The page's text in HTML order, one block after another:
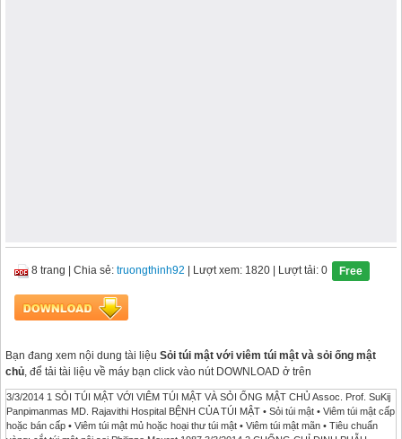
8 trang Chia sẻ: truongthinh92 | Lượt xem: 1820 | Lượt tải: 0 Free
Bạn đang xem nội dung tài liệu Sỏi túi mật với viêm túi mật và sỏi ống mật
chủ, để tải tài liệu về máy bạn click vào nút DOWNLOAD ở trên
3/3/2014 1 SỎI TÚI MẬT VỚI VIÊM TÚI MẬT VÀ SỎI ỐNG MẬT CHỦ Assoc. Prof. SuKij
Panpimanmas MD. Rajavithi Hospital BỆNH CỦA TÚI MẬT • Sỏi túi mật • Viêm túi mật cấp
hoặc bán cấp • Viêm túi mật mủ hoặc hoại thư túi mật • Viêm túi mật mãn • Tiêu chuẩn